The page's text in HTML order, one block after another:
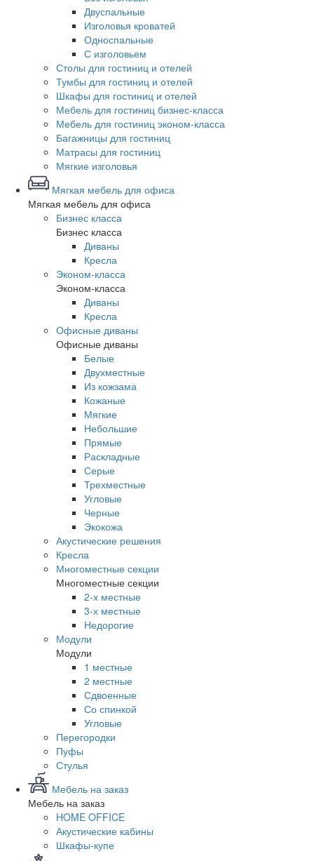
Двуспальные
Изголовья кроватей
Односпальные
С изголовьем
Столы для гостиниц и отелей
Тумбы для гостиниц и отелей
Шкафы для гостиниц и отелей
Мебель для гостиниц бизнес-класса
Мебель для гостиниц эконом-класса
Багажницы для гостиниц
Матрасы для гостиниц
Мягкие изголовья
Мягкая мебель для офиса
Мягкая мебель для офиса
Бизнес класса
Бизнес класса
Диваны
Кресла
Эконом-класса
Эконом-класса
Диваны
Кресла
Офисные диваны
Офисные диваны
Белые
Двухместные
Из кожзама
Кожаные
Мягкие
Небольшие
Прямые
Раскладные
Серые
Трехместные
Угловые
Черные
Экокожа
Акустические решения
Кресла
Многоместные секции
Многоместные секции
2-х местные
3-х местные
Недорогие
Модули
Модули
1 местные
2 местные
Сдвоенные
Со спинкой
Угловые
Перегородки
Пуфы
Стулья
Мебель на заказ
Мебель на заказ
HOME OFFICE
Акустические кабины
Шкафы-купе